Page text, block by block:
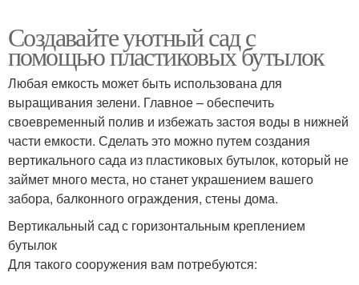
Создавайте уютный сад с
помощью пластиковых бутылок
Любая емкость может быть использована для
выращивания зелени. Главное – обеспечить
своевременный полив и избежать застоя воды в нижней
части емкости. Сделать это можно путем создания
вертикального сада из пластиковых бутылок, который не
займет много места, но станет украшением вашего
забора, балконного ограждения, стены дома.
Вертикальный сад с горизонтальным креплением
бутылок
Для такого сооружения вам потребуются: